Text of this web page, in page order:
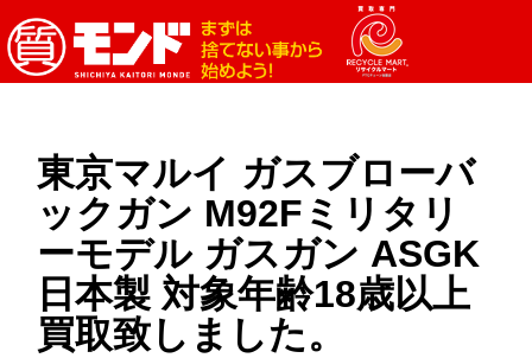
東京マルイ ガスブローバ
ックガン M92Fミリタリ
ーモデル ガスガン ASGK
日本製 対象年齢18歳以上
買取致しました。